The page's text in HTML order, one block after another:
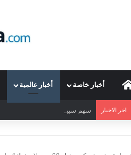
أخبار خاصة أخبار عالمية
اخر الاخبار سهم سبيس إكس يتراجع 13% بسبب الإنفاق الرأسمالي الضخم